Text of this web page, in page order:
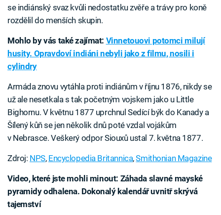
se indiánský svaz kvůli nedostatku zvěře a trávy pro koně
rozdělil do menších skupin.
Mohlo by vás také zajímat: Vinnetouovi potomci milují
husity. Opravdoví indiáni nebyli jako z filmu, nosili i
cylindry
Armáda znovu vytáhla proti indiánům v říjnu 1876, nikdy se
už ale nesetkala s tak početným vojskem jako u Little
Bighornu. V květnu 1877 uprchnul Sedící býk do Kanady a
Šílený kůň se jen několik dnů poté vzdal vojákům
v Nebrasce. Veškerý odpor Siouxů ustal 7. května 1877.
Zdroj: NPS, Encyclopedia Britannica,Smithonian Magazine
Video, které jste mohli minout: Záhada slavné mayské
pyramidy odhalena. Dokonalý kalendář uvnitř skrývá
tajemství